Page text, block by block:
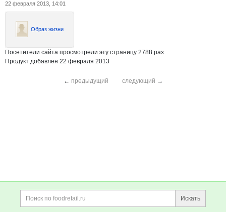
22 февраля 2013, 14:01
Образ жизни
Посетители сайта просмотрели эту страницу 2788 раз
Продукт добавлен 22 февраля 2013
← предыдущий следующий →
Дополнительная информация
Поиск по сайту и
Искать